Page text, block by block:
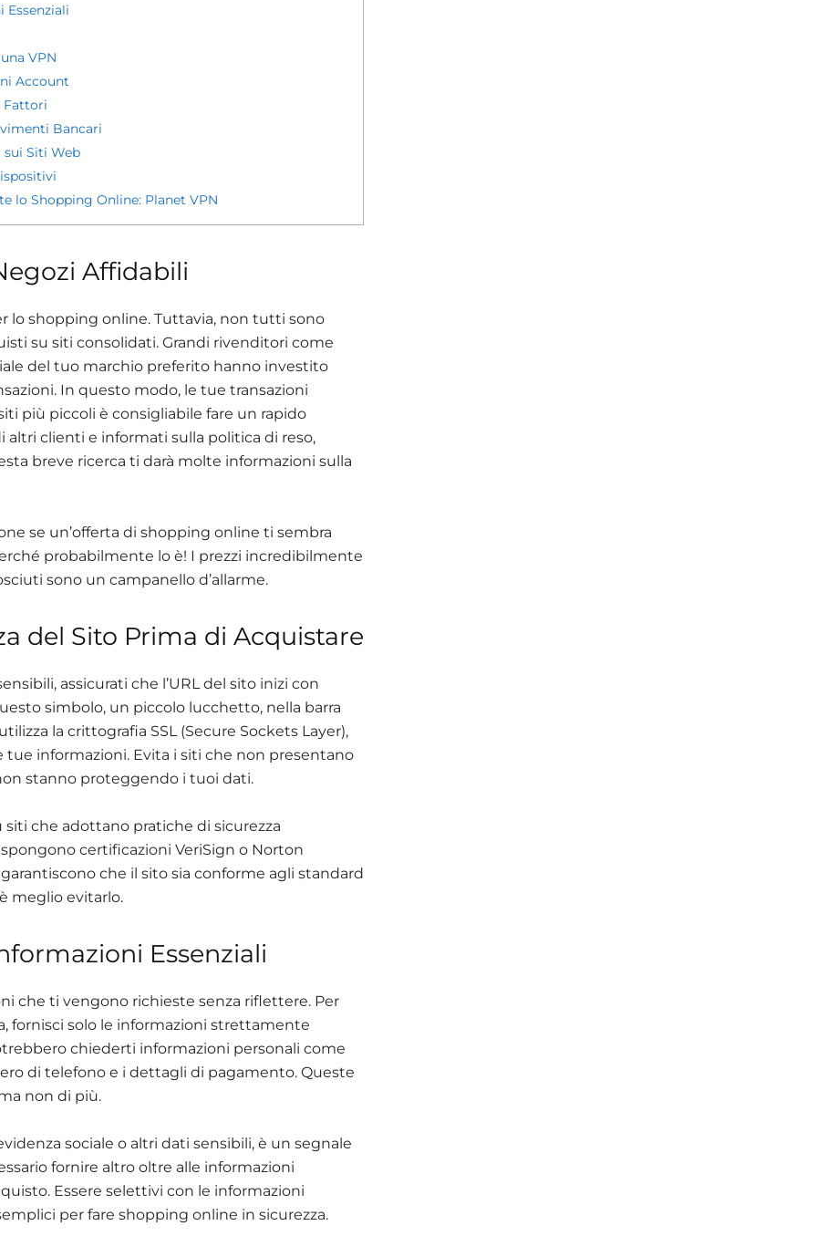
Essenziali
VPN
Account
Fattori
Bancari
sui Siti Web
lo Shopping Online: Planet VPN
Affidabili
lo shopping online. Tuttavia, non tutti sono
su siti consolidati. Grandi rivenditori come
del tuo marchio preferito hanno investito
In questo modo, le tue transazioni
più piccoli è consigliabile fare un rapido
altri clienti e informati sulla politica di reso,
breve ricerca ti darà molte informazioni sulla
se un’offerta di shopping online ti sembra
probabilmente lo è! I prezzi incredibilmente
sono un campanello d’allarme.
del Sito Prima di Acquistare
assicurati che l’URL del sito inizi con
simbolo, un piccolo lucchetto, nella barra
la crittografia SSL (Secure Sockets Layer),
informazioni. Evita i siti che non presentano
stanno proteggendo i tuoi dati.
che adottano pratiche di sicurezza
certificazioni VeriSign o Norton
che il sito sia conforme agli standard
meglio evitarlo.
Essenziali
che ti vengono richieste senza riflettere. Per
fornisci solo le informazioni strettamente
chiederti informazioni personali come
di telefono e i dettagli di pagamento. Queste
non di più.
sociale o altri dati sensibili, è un segnale
fornire altro oltre alle informazioni
Essere selettivi con le informazioni
per fare shopping online in sicurezza.